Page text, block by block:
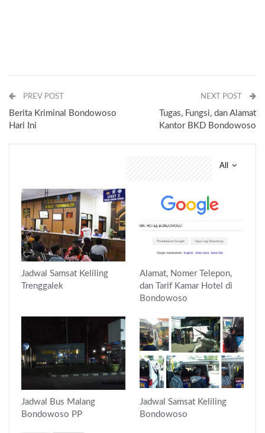
PREV POST
Berita Kriminal Bondowoso
Hari Ini
NEXT POST
Tugas, Fungsi, dan Alamat
Kantor BKD Bondowoso
All
Jadwal Samsat Keliling
Trenggalek
Alamat, Nomer Telepon,
dan Tarif Kamar Hotel di
Bondowoso
Jadwal Bus Malang
Bondowoso PP
Jadwal Samsat Keliling
Bondowoso